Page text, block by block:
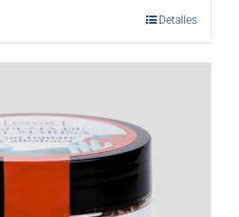
Detalles